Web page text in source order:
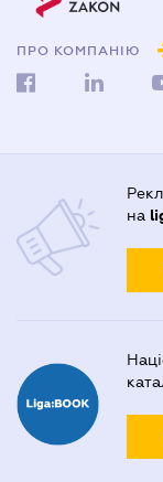
ПРО КОМПАНІЮ
на